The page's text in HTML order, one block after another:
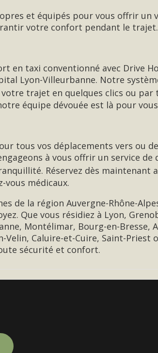
et équipés pour vous offrir un
votre confort pendant le trajet.
en taxi conventionné avec Drive
Lyon-Villeurbanne. Notre
trajet en quelques clics ou par
équipe dévouée est là pour
tous vos déplacements vers ou
à vous offrir un service
Réservez dès maintenant
vous médicaux.
de la région Auvergne-Rhône-
Que vous résidiez à Lyon,
Montélimar, Bourg-en-Bresse,
Velin, Caluire-et-Cuire, Saint-
sécurité et confort.